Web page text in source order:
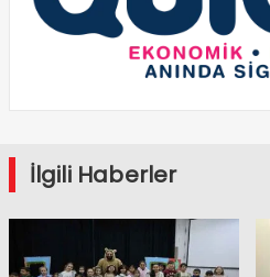
İlgili Haberler